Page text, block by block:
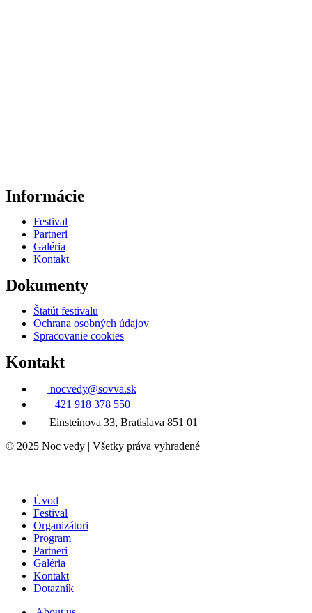
Informácie
Festival
Partneri
Galéria
Kontakt
Dokumenty
Štatút festivalu
Ochrana osobných údajov
Spracovanie cookies
Kontakt
nocvedy@sovva.sk
+421 918 378 550
Einsteinova 33, Bratislava 851 01
© 2025 Noc vedy | Všetky práva vyhradené
Úvod
Festival
Organizátori
Program
Partneri
Galéria
Kontakt
Dotazník